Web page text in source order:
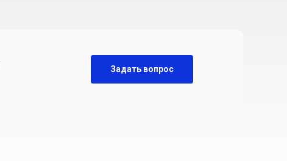
Задать вопрос